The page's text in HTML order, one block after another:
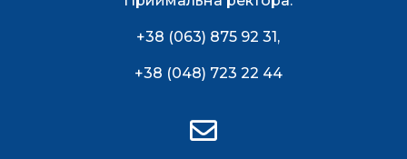
+38 (063) 875 92 31,
+38 (048) 723 22 44